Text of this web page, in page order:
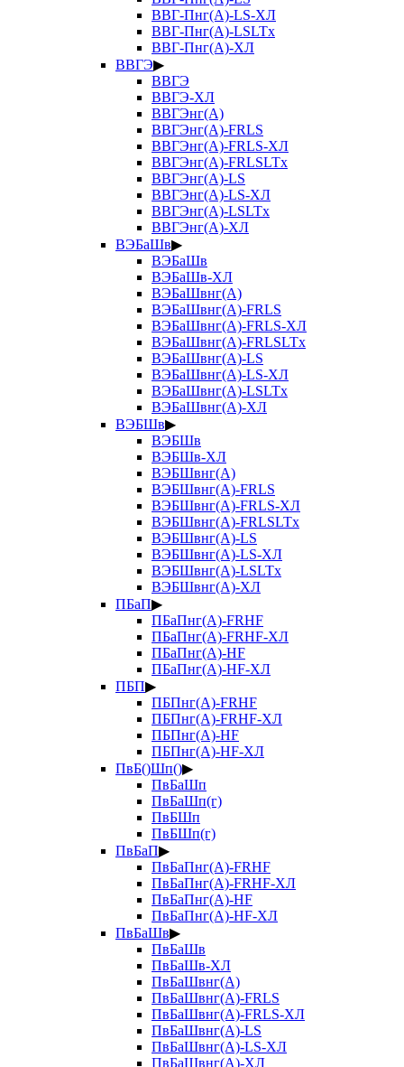
ВВГ-Пнг(А)-LS-ХЛ
ВВГ-Пнг(А)-LSLTx
ВВГ-Пнг(А)-ХЛ
ВВГЭ▶
ВВГЭ
ВВГЭ-ХЛ
ВВГЭнг(А)
ВВГЭнг(А)-FRLS
ВВГЭнг(А)-FRLS-ХЛ
ВВГЭнг(А)-FRLSLTx
ВВГЭнг(А)-LS
ВВГЭнг(А)-LS-ХЛ
ВВГЭнг(А)-LSLTx
ВВГЭнг(А)-ХЛ
ВЭБаШв▶
ВЭБаШв
ВЭБаШв-ХЛ
ВЭБаШвнг(А)
ВЭБаШвнг(А)-FRLS
ВЭБаШвнг(А)-FRLS-ХЛ
ВЭБаШвнг(А)-FRLSLTx
ВЭБаШвнг(А)-LS
ВЭБаШвнг(А)-LS-ХЛ
ВЭБаШвнг(А)-LSLTx
ВЭБаШвнг(А)-ХЛ
ВЭБШв▶
ВЭБШв
ВЭБШв-ХЛ
ВЭБШвнг(А)
ВЭБШвнг(А)-FRLS
ВЭБШвнг(А)-FRLS-ХЛ
ВЭБШвнг(А)-FRLSLTx
ВЭБШвнг(А)-LS
ВЭБШвнг(А)-LS-ХЛ
ВЭБШвнг(А)-LSLTx
ВЭБШвнг(А)-ХЛ
ПБаП▶
ПБаПнг(А)-FRHF
ПБаПнг(А)-FRHF-ХЛ
ПБаПнг(А)-HF
ПБаПнг(А)-HF-ХЛ
ПБП▶
ПБПнг(А)-FRHF
ПБПнг(А)-FRHF-ХЛ
ПБПнг(А)-HF
ПБПнг(А)-HF-ХЛ
ПвБ()Шп()▶
ПвБаШп
ПвБаШп(г)
ПвБШп
ПвБШп(г)
ПвБаП▶
ПвБаПнг(А)-FRHF
ПвБаПнг(А)-FRHF-ХЛ
ПвБаПнг(А)-HF
ПвБаПнг(А)-HF-ХЛ
ПвБаШв▶
ПвБаШв
ПвБаШв-ХЛ
ПвБаШвнг(А)
ПвБаШвнг(А)-FRLS
ПвБаШвнг(А)-FRLS-ХЛ
ПвБаШвнг(А)-LS
ПвБаШвнг(А)-LS-ХЛ
ПвБаШвнг(А)-ХЛ